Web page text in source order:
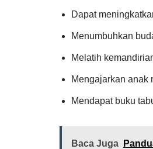
Dapat
Menumbuhkan
Melatih
Mengajarkan anak
Mendapat buku
Baca Juga